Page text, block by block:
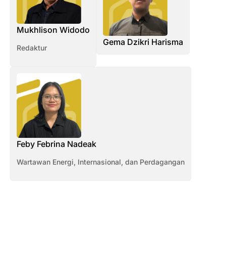
Mukhlison Widodo
Redaktur
Gema Dzikri Harisma
Feby Febrina Nadeak
Wartawan Energi, Internasional, dan Perdagangan